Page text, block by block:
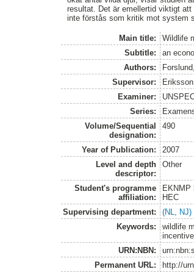
resultat. Det är emellertid viktigt
inte förstås som kritik mot system
Main title:
Wildlife
Subtitle:
an
Authors:
Supervisor:
Examiner:
Series:
Volume/Sequential
designation:
490
Year of Publication:
2007
Level and depth
descriptor:
Other
Student's programme
affiliation:
EKNMP
HEC
Supervising department:
(NL,
Keywords:
wildlife
URN:NBN:
Permanent URL:
http://